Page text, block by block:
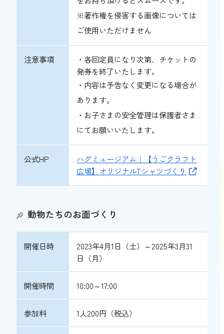
※著作権を侵害する画像については
ご使用いただけません
注意事項
・各回定員になり次第、チケットの
発券を終了いたします。
・内容は予告なく変更になる場合が
あります。
・お子さまの安全管理は保護者さま
にてお願いいたします。
公式HP
ハグミュージアム｜【うごクラフト
広場】オリジナルTシャツづくり
動物たちのお面づくり
開催日時
2023年4月1日（土）～2025年3月31
日（月）
開催時間 10:00～17:00
参加料 1人200円 （税込）